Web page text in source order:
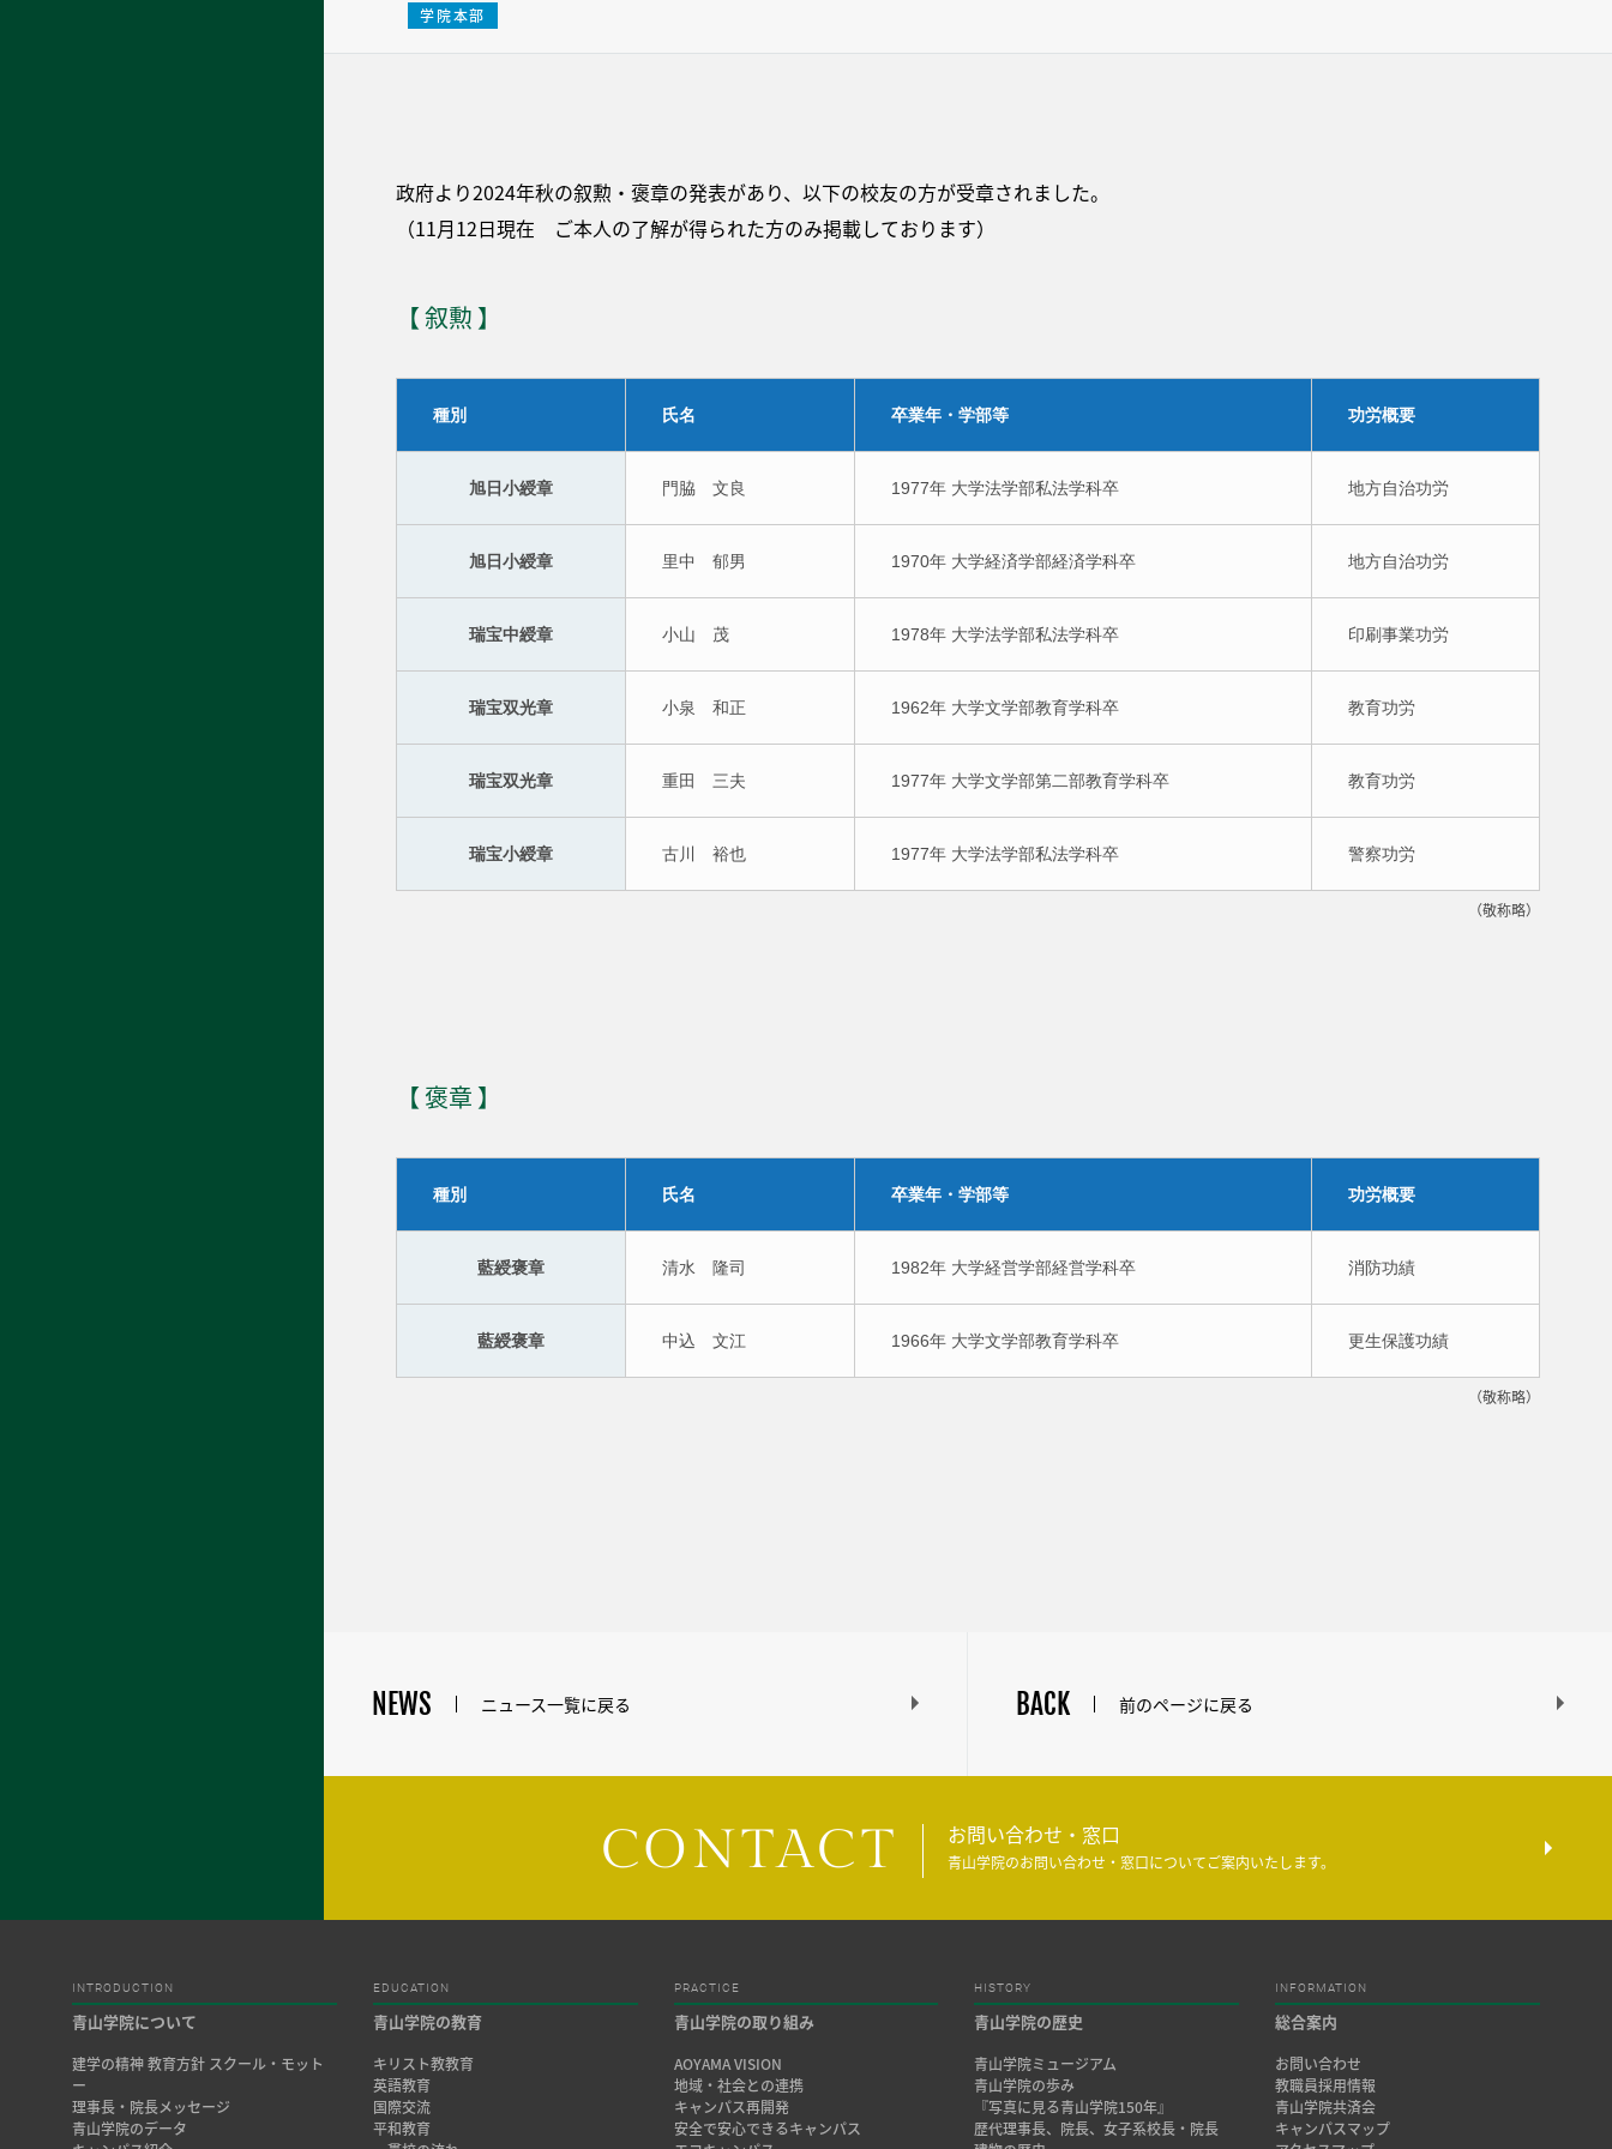
学院本部
政府より2024年秋の叙勲・褒章の発表があり、以下の校友の方が受章されました。
（11月12日現在 ご本人の了解が得られた方のみ掲載しております）
【 叙勲 】
種別 氏名 卒業年・学部等 功労概要
旭日小綬章 門脇　文良 1977年 大学法学部私法学科卒 地方自治功労
旭日小綬章 里中　郁男 1970年 大学経済学部経済学科卒 地方自治功労
瑞宝中綬章 小山　茂 1978年 大学法学部私法学科卒 印刷事業功労
瑞宝双光章 小泉　和正 1962年 大学文学部教育学科卒 教育功労
瑞宝双光章 重田　三夫 1977年 大学文学部第二部教育学科卒 教育功労
瑞宝小綬章 古川　裕也 1977年 大学法学部私法学科卒 警察功労
（敬称略）
【 褒章 】
種別 氏名 卒業年・学部等 功労概要
藍綬褒章 清水　隆司 1982年 大学経営学部経営学科卒 消防功績
藍綬褒章 中込　文江 1966年 大学文学部教育学科卒 更生保護功績
（敬称略）
NEWS ニュース一覧に戻る BACK 前のページに戻る
CONTACT お問い合わせ・窓口
青山学院のお問い合わせ・窓口についてご案内いたします。
INTRODUCTION
青山学院について
建学の精神 教育方針 スクール・モット
ー
理事長・院長メッセージ
青山学院のデータ
EDUCATION
青山学院の教育
キリスト教教育
英語教育
国際交流
平和教育
PRACTICE
青山学院の取り組み
AOYAMA VISION
地域・社会との連携
キャンパス再開発
安全で安心できるキャンパス
HISTORY
青山学院の歴史
青山学院ミュージアム
青山学院の歩み
『写真に見る青山学院150年』
歴代理事長、院長、女子系校長・院長
INFORMATION
総合案内
お問い合わせ
教職員採用情報
青山学院共済会
キャンパスマップ